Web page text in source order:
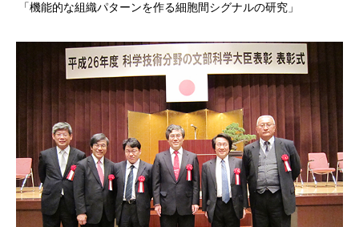
「機能的な組織パターンを作る細胞間シグナルの研究」